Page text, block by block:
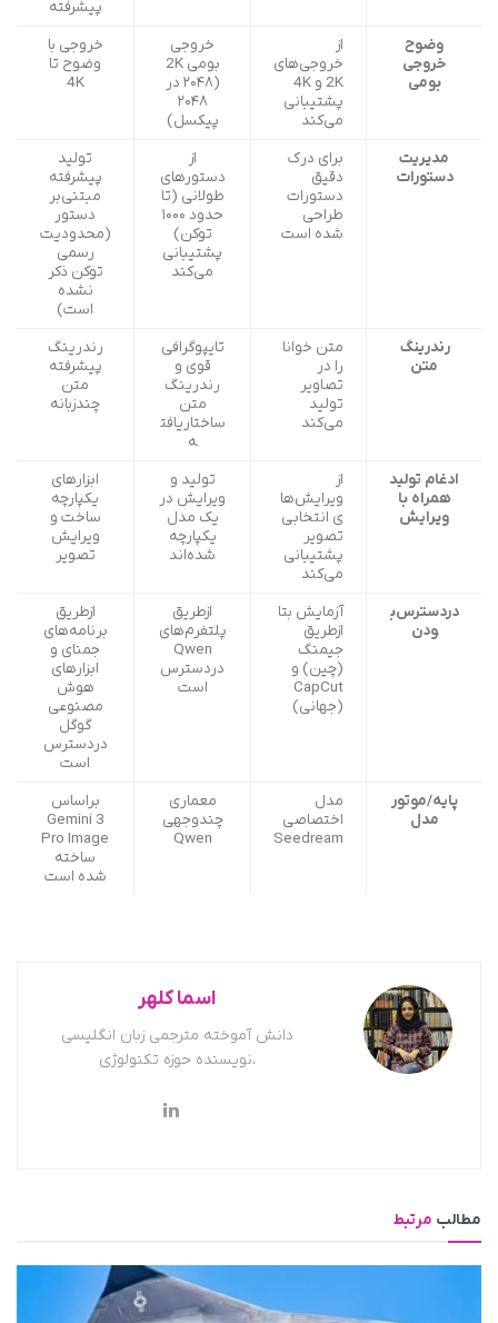
پیشرفته
وضوح
خروجی
بومی
از
خروجی‌های
2K و 4K
پشتیبانی
می‌کند
خروجی
بومی 2K
(۲۰۴۸ در
۲۰۴۸
پیکسل)
خروجی با
وضوح تا
4K
مدیریت
دستورات
برای درک
دقیق
دستورات
طراحی
شده است
از
دستورهای
طولانی (تا
حدود ۱۰۰۰
توکن)
پشتیبانی
می‌کند
تولید
پیشرفته
مبتنی‌بر
دستور
(محدودیت
رسمی
توکن ذکر
نشده
است)
رندرینگ
متن
متن خوانا
را در
تصاویر
تولید
می‌کند
تایپوگرافی
قوی و
رندرینگ
متن
ساختاریافت
ه
رندرینگ
پیشرفته
متن
چندزبانه
ادغام تولید
همراه با
ویرایش
از
ویرایش‌ها
ی انتخابی
تصویر
پشتیبانی
می‌کند
تولید و
ویرایش در
یک مدل
یکپارچه
شده‌اند
ابزارهای
یکپارچه
ساخت و
ویرایش
تصویر
دردسترس‌ب
ودن
آزمایش بتا
ازطریق
جیمنگ
(چین) و
CapCut
(جهانی)
ازطریق
پلتفرم‌های
Qwen
دردسترس
است
ازطریق
برنامه‌های
جمنای و
ابزارهای
هوش
مصنوعی
گوگل
دردسترس
است
پایه/موتور
مدل
مدل
اختصاصی
Seedream
معماری
چندوجهی
Qwen
براساس
Gemini 3
Pro Image
ساخته
شده است
اسما کلهر
دانش آموخته مترجمی زبان انگلیسی
،نویسنده حوزه تکنولوژی
مطالب مرتبط